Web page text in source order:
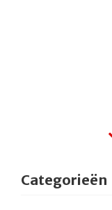
Categorieën